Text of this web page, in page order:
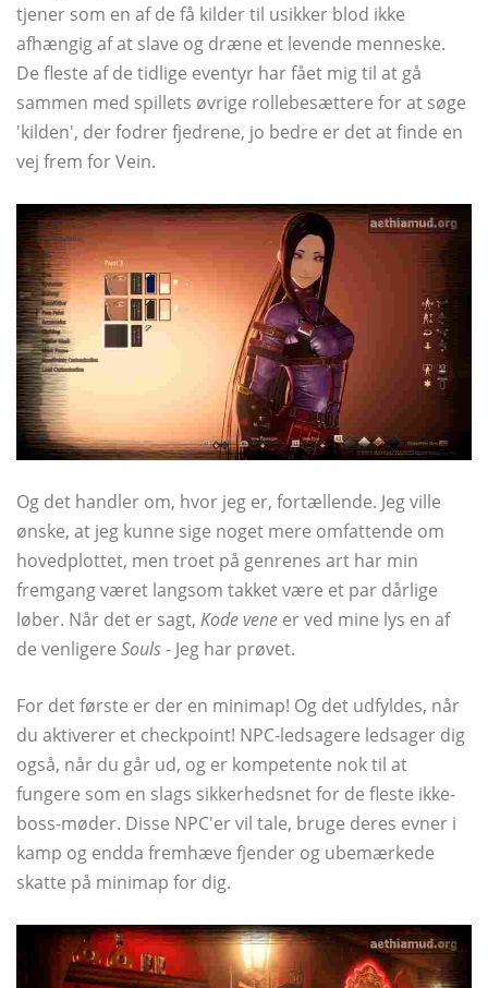
tjener som en af ​​de få kilder til usikker blod ikke
afhængig af at slave og dræne et levende menneske.
De fleste af de tidlige eventyr har fået mig til at gå
sammen med spillets øvrige rollebesættere for at søge
'kilden', der fodrer fjedrene, jo bedre er det at finde en
vej frem for Vein.
Og det handler om, hvor jeg er, fortællende. Jeg ville
ønske, at jeg kunne sige noget mere omfattende om
hovedplottet, men troet på genrenes art har min
fremgang været langsom takket være et par dårlige
løber. Når det er sagt, Kode vene er ved mine lys en af ​​
de venligere Souls- Jeg har prøvet.
For det første er der en minimap! Og det udfyldes, når
du aktiverer et checkpoint! NPC-ledsagere ledsager dig
også, når du går ud, og er kompetente nok til at
fungere som en slags sikkerhedsnet for de fleste ikke-
boss-møder. Disse NPC'er vil tale, bruge deres evner i
kamp og endda fremhæve fjender og ubemærkede
skatte på minimap for dig.